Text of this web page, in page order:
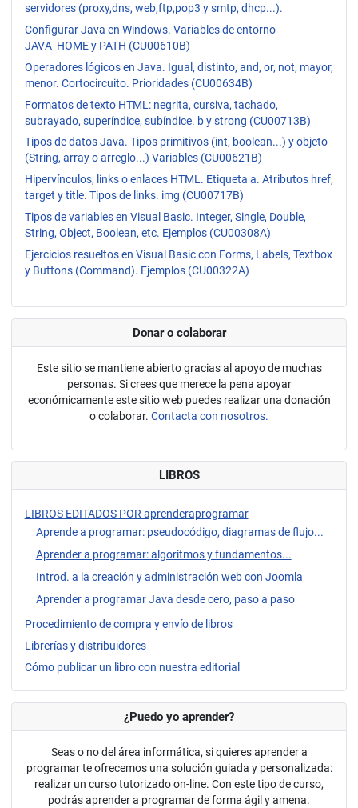
servidores (proxy,dns, web,ftp,pop3 y smtp, dhcp...).
Configurar Java en Windows. Variables de entorno
JAVA_HOME y PATH (CU00610B)
Operadores lógicos en Java. Igual, distinto, and, or, not, mayor,
menor. Cortocircuito. Prioridades (CU00634B)
Formatos de texto HTML: negrita, cursiva, tachado,
subrayado, superíndice, subíndice. b y strong (CU00713B)
Tipos de datos Java. Tipos primitivos (int, boolean...) y objeto
(String, array o arreglo...) Variables (CU00621B)
Hipervínculos, links o enlaces HTML. Etiqueta a. Atributos href,
target y title. Tipos de links. img (CU00717B)
Tipos de variables en Visual Basic. Integer, Single, Double,
String, Object, Boolean, etc. Ejemplos (CU00308A)
Ejercicios resueltos en Visual Basic con Forms, Labels, Textbox
y Buttons (Command). Ejemplos (CU00322A)
Donar o colaborar
Este sitio se mantiene abierto gracias al apoyo de muchas
personas. Si crees que merece la pena apoyar
económicamente este sitio web puedes realizar una donación
o colaborar. Contacta con nosotros.
LIBROS
LIBROS EDITADOS POR aprenderaprogramar
Aprende a programar: pseudocódigo, diagramas de flujo...
Aprender a programar: algoritmos y fundamentos...
Introd. a la creación y administración web con Joomla
Aprender a programar Java desde cero, paso a paso
Procedimiento de compra y envío de libros
Librerías y distribuidores
Cómo publicar un libro con nuestra editorial
¿Puedo yo aprender?
Seas o no del área informática, si quieres aprender a
programar te ofrecemos una solución guiada y personalizada:
realizar un curso tutorizado on-line. Con este tipo de curso,
podrás aprender a programar de forma ágil y amena.